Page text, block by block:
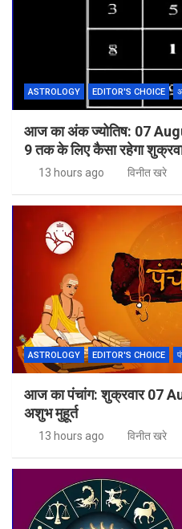
ASTROLOGY EDITOR'S CHOICE
आज का अंक ज्योतिष: 07
9 तक के लिए कैसा रहेगा
13 hours ago विनीत खरे
ASTROLOGY EDITOR'S CHOICE
आज का पंचांग: शुक्रवार 07
अशुभ मुहूर्त
13 hours ago विनीत खरे